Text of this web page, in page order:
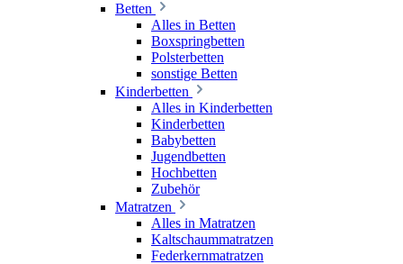
Betten
Alles in Betten
Boxspringbetten
Polsterbetten
sonstige Betten
Kinderbetten
Alles in Kinderbetten
Kinderbetten
Babybetten
Jugendbetten
Hochbetten
Zubehör
Matratzen
Alles in Matratzen
Kaltschaummatratzen
Federkernmatratzen